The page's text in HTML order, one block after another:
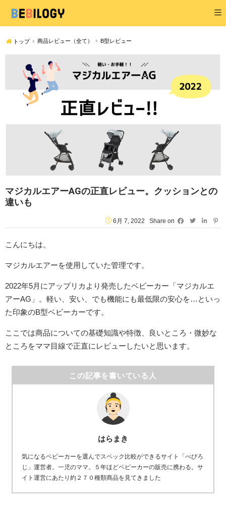
トップ 商品レビュー（全て） B型レビュー
マジカルエアーAGの正直レビュー。クッションとの
違いも
6月 7, 2022 Share on
こんにちは。
マジカルエアーを使用していた管理です。
2022年5月にアップリカより発売したベビーカー「マジカルエ
アーAG」。軽い、安い、でも機能にも最低限の安心を…といっ
た印象のB型ベビーカーです。
ここでは商品についての基礎知識や特徴、良いところ・微妙な
ところをママ目線で正直にレビューしたいと思います。
この記事を書いている人
はらまき
気になるベビーカーを選んでスペック比較ができるサイト「べびろ
じ」運営者。一児のママ。５年ほどベビーカーの販売に携わる。サ
イト運営にあたり約２７０種類商品を見てきました